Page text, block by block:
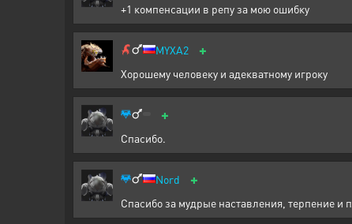
+1 компенсации в репу за мою ошибку
MYXA2 +
Хорошему человеку и адекватному игроку
+
Спасибо.
Nord +
Спасибо за мудрые наставления, терпение